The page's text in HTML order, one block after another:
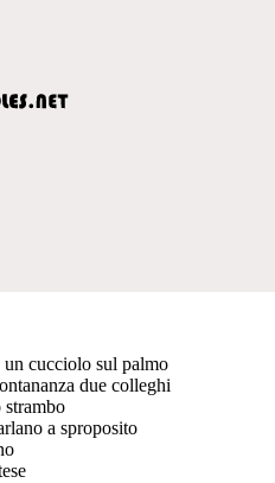
un cucciolo sul palmo
due colleghi
strambo
a sproposito